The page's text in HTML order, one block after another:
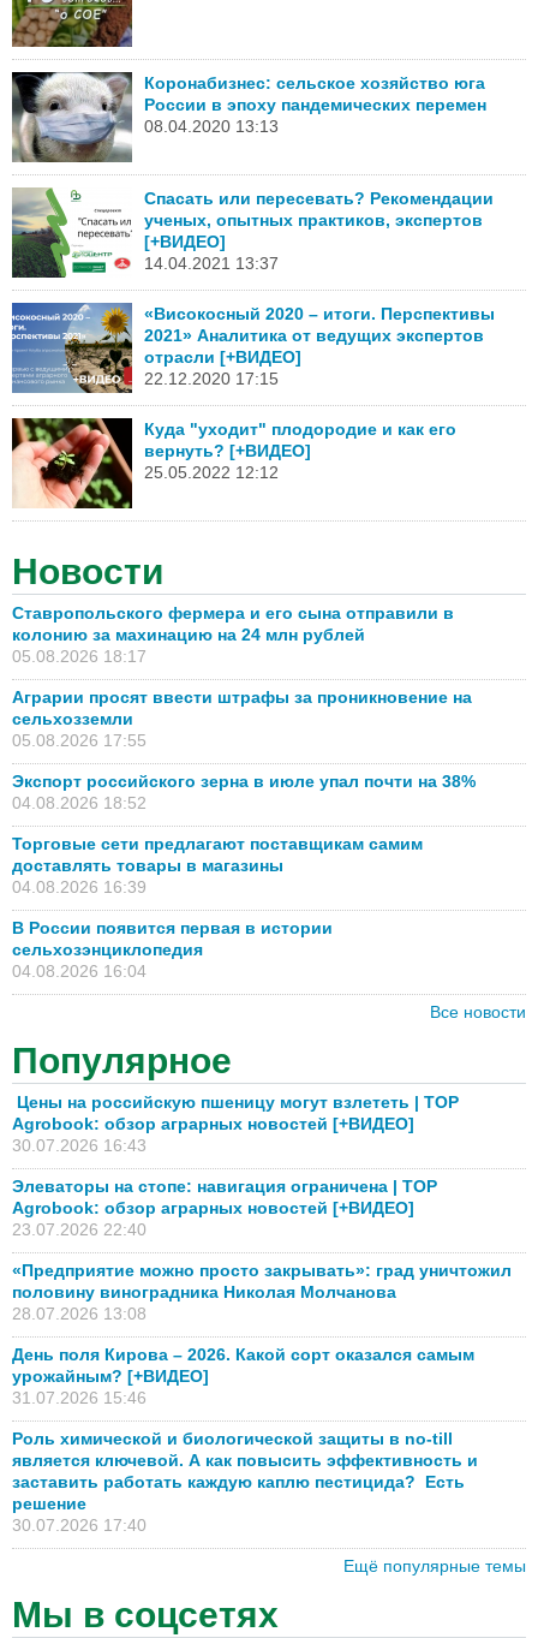
Коронабизнес: сельское хозяйство юга
России в эпоху пандемических перемен
08.04.2020 13:13
Спасать или пересевать? Рекомендации
ученых, опытных практиков, экспертов
[+ВИДЕО]
14.04.2021 13:37
«Високосный 2020 – итоги. Перспективы
2021» Аналитика от ведущих экспертов
отрасли [+ВИДЕО]
22.12.2020 17:15
Куда "уходит" плодородие и как его
вернуть? [+ВИДЕО]
25.05.2022 12:12
Новости
Ставропольского фермера и его сына отправили в
колонию за махинацию на 24 млн рублей
05.08.2026 18:17
Аграрии просят ввести штрафы за проникновение на
сельхозземли
05.08.2026 17:55
Экспорт российского зерна в июле упал почти на 38%
04.08.2026 18:52
Торговые сети предлагают поставщикам самим
доставлять товары в магазины
04.08.2026 16:39
В России появится первая в истории
сельхозэнциклопедия
04.08.2026 16:04
Все новости
Популярное
Цены на российскую пшеницу могут взлететь | TOP
Agrobook: обзор аграрных новостей [+ВИДЕО]
30.07.2026 16:43
Элеваторы на стопе: навигация ограничена | TOP
Agrobook: обзор аграрных новостей [+ВИДЕО]
23.07.2026 22:40
«Предприятие можно просто закрывать»: град уничтожил
половину виноградника Николая Молчанова
28.07.2026 13:08
День поля Кирова – 2026. Какой сорт оказался самым
урожайным? [+ВИДЕО]
31.07.2026 15:46
Роль химической и биологической защиты в no-till
является ключевой. А как повысить эффективность и
заставить работать каждую каплю пестицида? Есть
решение
30.07.2026 17:40
Ещё популярные темы
Мы в соцсетях